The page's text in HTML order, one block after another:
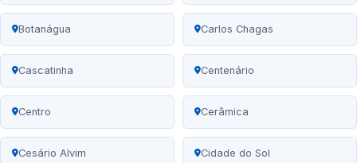
Botanágua Carlos Chagas
Cascatinha Centenário
Centro Cerâmica
Cesário Alvim Cidade do Sol